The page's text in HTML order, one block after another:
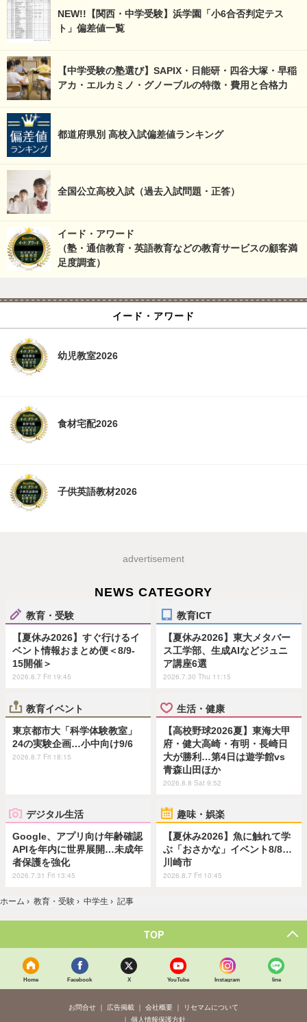
NEW!!【関西・中学受験】浜学園「小6合否判定テス
ト」偏差値一覧
【中学受験の塾選び】SAPIX・日能研・四谷大塚・早稲
アカ・エルカミノ・グノーブルの特徴・費用と合格力
都道府県別 高校入試偏差値ランキング
全国公立高校入試（過去入試問題・正答）
イード・アワード
（塾・通信教育・英語教育などの教育サービスの顧客満
足度調査）
イード・アワード
幼児教室2026
食材宅配2026
子供英語教材2026
advertisement
NEWS CATEGORY
教育・受験
【夏休み2026】すぐ行けるイ
ベント情報おまとめ便＜8/9-
15開催＞
2026.8.7 Fri 19:45
教育ICT
【夏休み2026】東大メタバー
ス工学部、生成AIなどジュニ
ア講座6選
2026.7.30 Thu 11:15
教育イベント
東京都市大「科学体験教室」
24の実験企画…小中向け9/6
2026.8.7 Fri 18:15
生活・健康
【高校野球2026夏】東海大甲
府・健大高崎・有明・長崎日
大が勝利…第4日は遊学館vs
青森山田ほか
2026.8.8 Sat 9:52
デジタル生活
Google、アプリ向け年齢確認
APIを年内に世界展開…未成年
者保護を強化
2026.7.31 Fri 13:45
趣味・娯楽
【夏休み2026】魚に触れて学
ぶ「おさかな」イベント8/8…
川崎市
2026.8.7 Fri 10:45
ホーム › 教育・受験 › 中学生 › 記事
TOP
Home Facebook X YouTube Instagram line
お問合せ 広告掲載 会社概要
リセマムについて
個人情報保護方針